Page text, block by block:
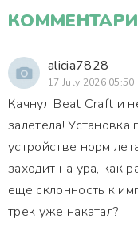
alicia7828
17 July 2026 05:50
Качнул Beat Craft и
залетела!
устройстве норм
заходит на ура, как
еще склонность к
трек уже накатал?